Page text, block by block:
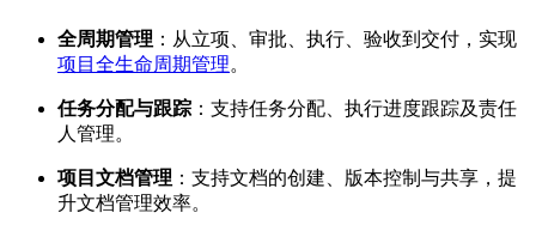
全周期管理 ：从立项、审批、执行、验收到交付，实现
项目全生命周期管理。
任务分配与跟踪 ：支持任务分配、执行进度跟踪及责任
人管理。
项目文档管理 ：支持文档的创建、版本控制与共享，提
升文档管理效率。